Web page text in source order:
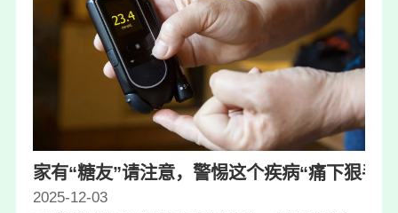
家有“糖友”请注意，警惕这个疾病“痛下狠手”
2025-12-03